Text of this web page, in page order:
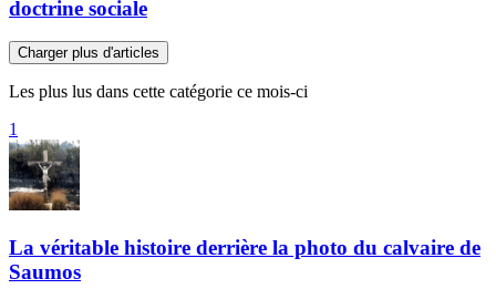
doctrine sociale
Charger plus d'articles
Les plus lus dans cette catégorie ce mois-ci
1
La véritable histoire derrière la photo du calvaire de
Saumos